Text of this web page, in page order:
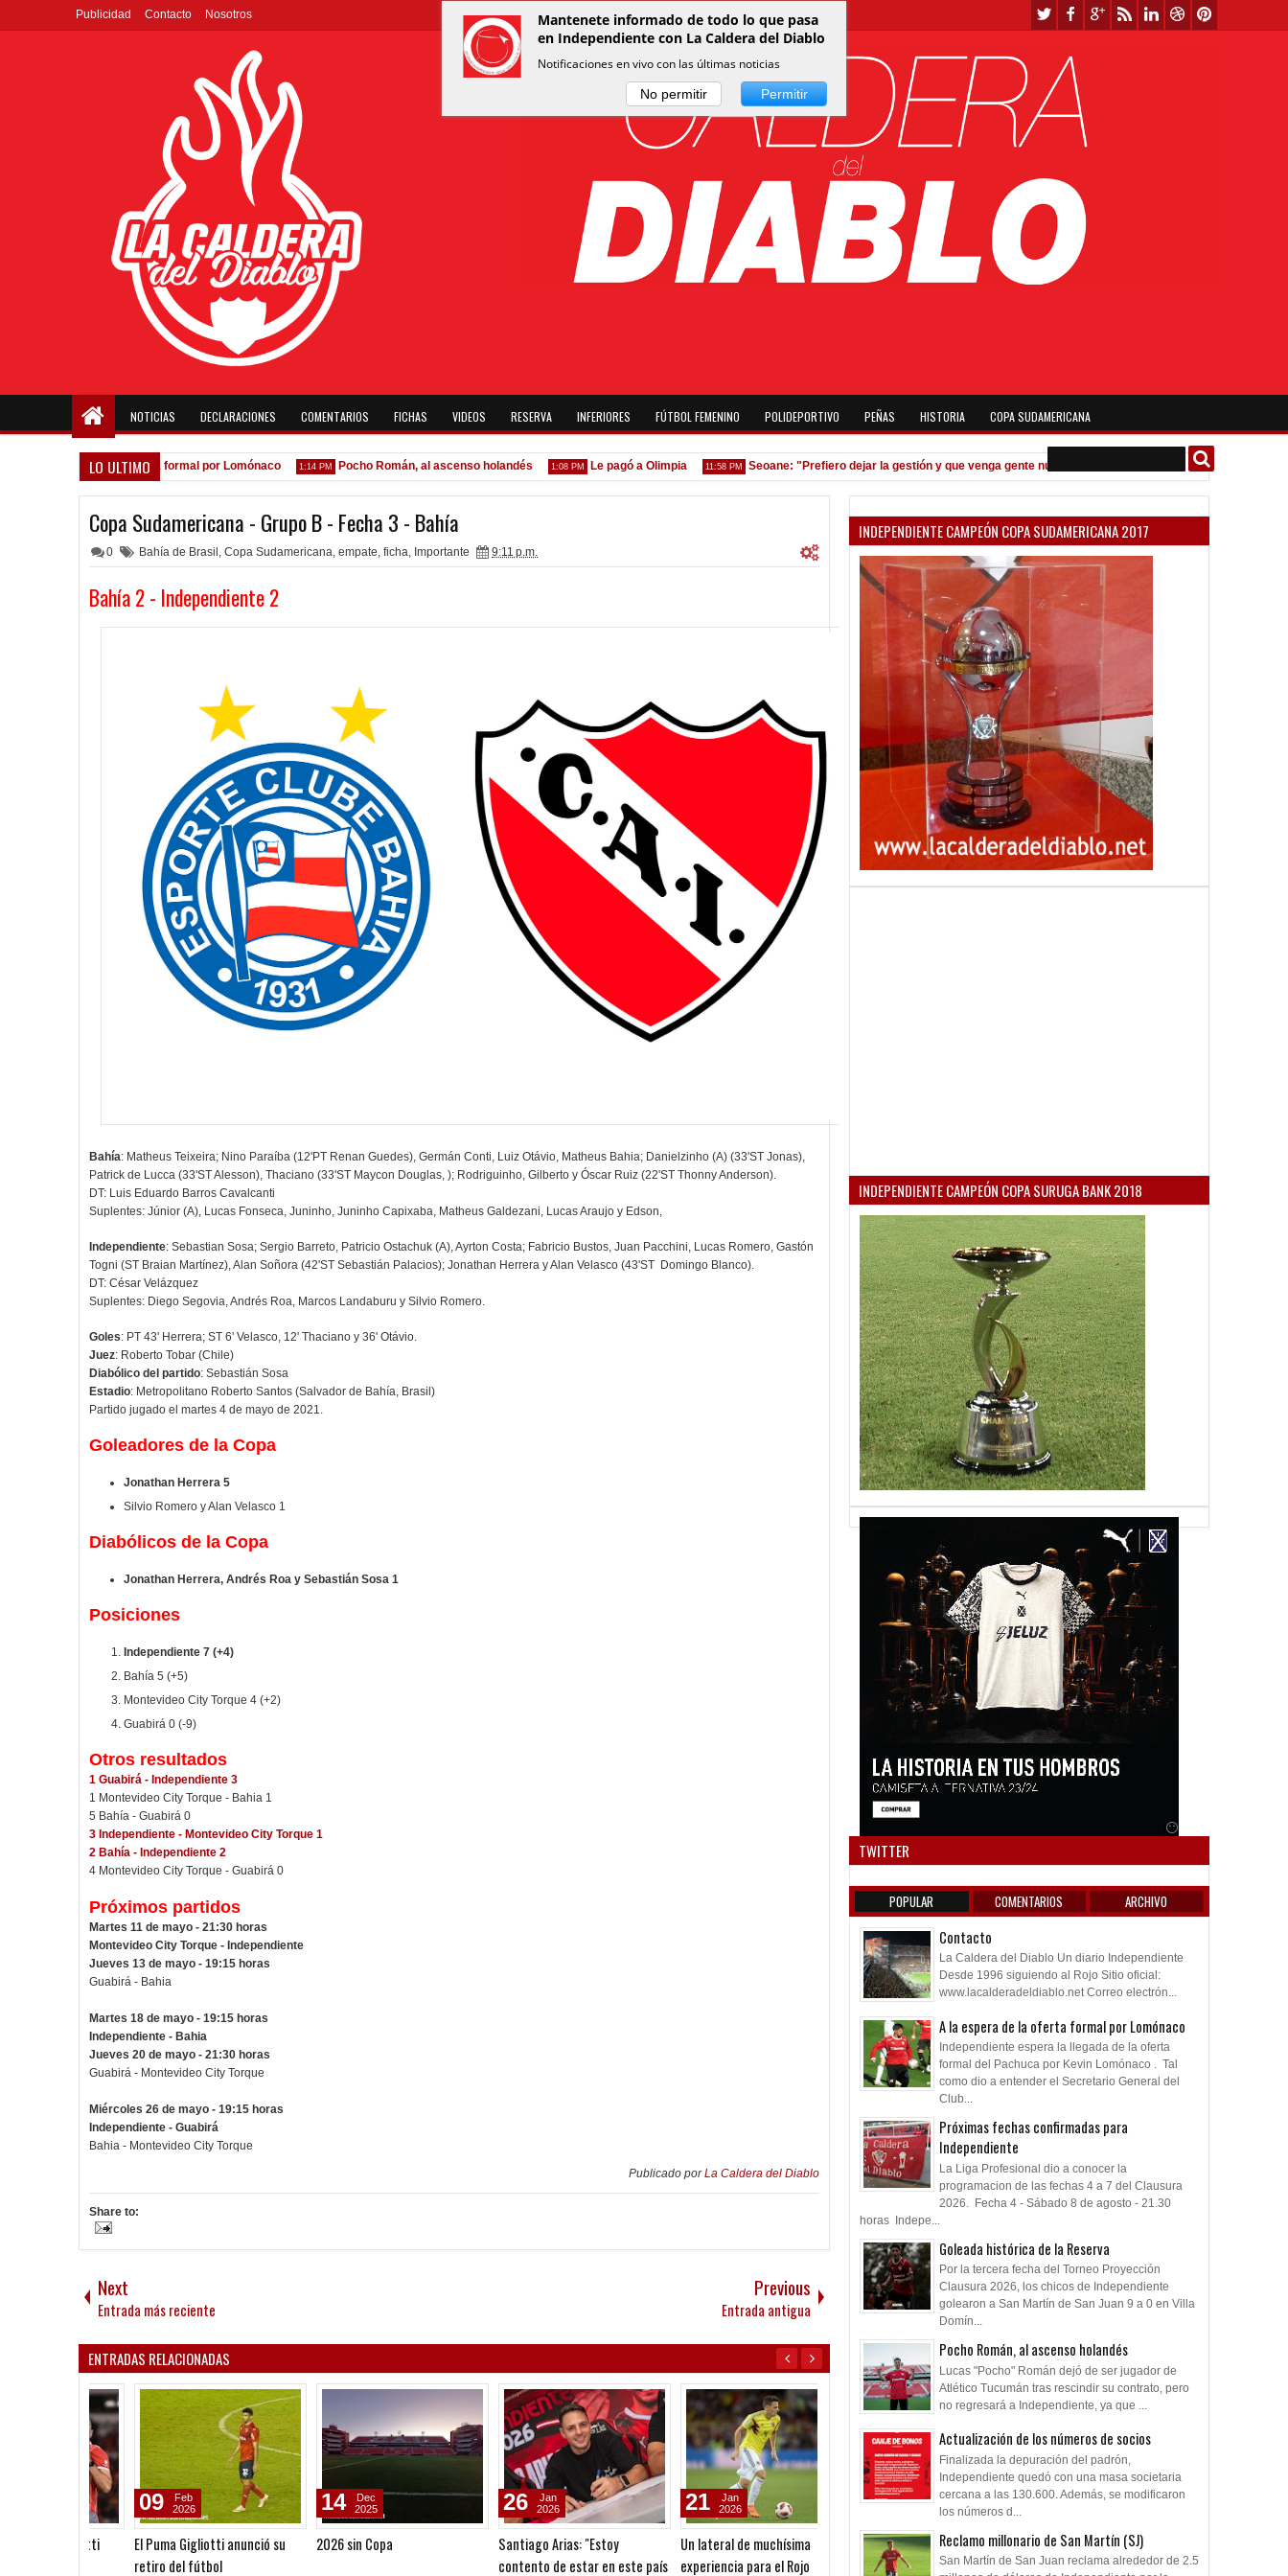
Publicidad Contacto Nosotros
NOTICIAS DECLARACIONES COMENTARIOS FICHAS VIDEOS RESERVA INFERIORES FÚTBOL FEMENINO POLIDEPORTIVO PEÑAS HISTORIA COPA SUDAMERICANA
LO ULTIMO
A la espera de la oferta formal por Lomónaco 1:14 PM Pocho Román, al ascenso holandés 1:08 PM Le pagó a Olimpia 11:58 PM Seoane: "Prefiero dejar la gestión y que venga gente nueva" Todo confirmado en la Copa
Copa Sudamericana - Grupo B - Fecha 3 - Bahía
0 Bahía de Brasil , Copa Sudamericana, empate, ficha, Importante 9:11 p.m.
Bahía 2 - Independiente 2
Bahía: Matheus Teixeira; Nino Paraíba (12'PT Renan Guedes), Germán Conti, Luiz Otávio, Matheus Bahia; Danielzinho (A) (33'ST Jonas),
Patrick de Lucca (33'ST Alesson), Thaciano (33'ST Maycon Douglas, ); Rodriguinho, Gilberto y Óscar Ruiz (22'ST Thonny Anderson).
DT: Luis Eduardo Barros Cavalcanti
Suplentes: Júnior (A), Lucas Fonseca, Juninho, Juninho Capixaba, Matheus Galdezani, Lucas Araujo y Edson,
Independiente: Sebastian Sosa; Sergio Barreto, Patricio Ostachuk (A), Ayrton Costa; Fabricio Bustos, Juan Pacchini, Lucas Romero, Gastón
Togni (ST Braian Martínez), Alan Soñora (42'ST Sebastián Palacios); Jonathan Herrera y Alan Velasco (43'ST Domingo Blanco).
DT: César Velázquez
Suplentes: Diego Segovia, Andrés Roa, Marcos Landaburu y Silvio Romero.
Goles: PT 43' Herrera; ST 6' Velasco, 12' Thaciano y 36' Otávio.
Juez: Roberto Tobar (Chile)
Diabólico del partido: Sebastián Sosa
Estadio: Metropolitano Roberto Santos (Salvador de Bahía, Brasil)
Partido jugado el martes 4 de mayo de 2021.
Goleadores de la Copa
Jonathan Herrera 5
Silvio Romero y Alan Velasco 1
Diabólicos de la Copa
Jonathan Herrera, Andrés Roa y Sebastián Sosa 1
Posiciones
Independiente 7 (+4)
Bahía 5 (+5)
Montevideo City Torque 4 (+2)
Guabirá 0 (-9)
Otros resultados
1 Guabirá - Independiente 3
1 Montevideo City Torque - Bahia 1
5 Bahía - Guabirá 0
3 Independiente - Montevideo City Torque 1
2 Bahía - Independiente 2
4 Montevideo City Torque - Guabirá 0
Próximos partidos
Martes 11 de mayo - 21:30 horas
Montevideo City Torque - Independiente
Jueves 13 de mayo - 19:15 horas
Guabirá - Bahia
Martes 18 de mayo - 19:15 horas
Independiente - Bahia
Jueves 20 de mayo - 21:30 horas
Guabirá - Montevideo City Torque
Miércoles 26 de mayo - 19:15 horas
Independiente - Guabirá
Bahia - Montevideo City Torque
Publicado porLa Caldera del Diablo
Share to:
Next
Entrada más reciente
Previous
Entrada antigua
ENTRADAS RELACIONADAS
El Puma Gigliotti anunció su
retiro del fútbol
09
Feb
2026
2026 sin Copa
14
Dec
2025
Santiago Arias: "Estoy
contento de estar en este país
26
Jan
2026
Un lateral de muchísima
experiencia para el Rojo
21
Jan
2026
Facundo Parra: "Independiente
fue un antes y un después en
Jul
Otro fracaso dirigencial
11
May
las Copas
INDEPENDIENTE CAMPEÓN COPA SUDAMERICANA 2017
INDEPENDIENTE CAMPEÓN COPA SURUGA BANK 2018
TWITTER
POPULAR COMENTARIOS ARCHIVO
Contacto
La Caldera del Diablo Un diario Independiente
Desde 1996 siguiendo al Rojo Sitio oficial:
www.lacalderadeldiablo.net Correo electrón...
A la espera de la oferta formal por Lomónaco
Independiente espera la llegada de la oferta
formal del Pachuca por Kevin Lomónaco . Tal
como dio a entender el Secretario General del
Club...
Próximas fechas confirmadas para
Independiente
La Liga Profesional dio a conocer la
programacion de las fechas 4 a 7 del Clausura
2026. Fecha 4 - Sábado 8 de agosto - 21.30
horas Indepe...
Goleada histórica de la Reserva
Por la tercera fecha del Torneo Proyección
Clausura 2026, los chicos de Independiente
golearon a San Martín de San Juan 9 a 0 en Villa
Domín...
Pocho Román, al ascenso holandés
Lucas "Pocho" Román dejó de ser jugador de
Atlético Tucumán tras rescindir su contrato, pero
no regresará a Independiente, ya que ...
Actualización de los números de socios
Finalizada la depuración del padrón,
Independiente quedó con una masa societaria
cercana a las 130.600. Además, se modificaron
los números d...
Reclamo millonario de San Martín (SJ)
San Martín de San Juan reclama alrededor de 2.5
Mantenete informado de todo lo que pasa
en Independiente con La Caldera del Diablo
Notificaciones en vivo con las últimas noticias
No permitir Permitir